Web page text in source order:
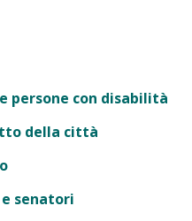
persone con disabilità
della città
senatori